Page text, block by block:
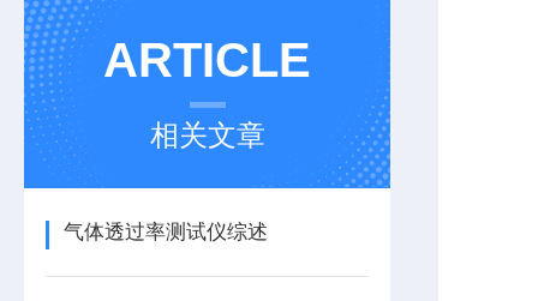
ARTICLE
相关文章
气体透过率测试仪综述